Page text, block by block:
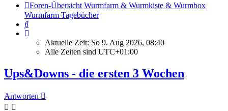
Foren-Übersicht Wurmfarm & Wurmkiste & Wurmbox
Wurmfarm Tagebücher
Suche
Aktuelle Zeit: So 9. Aug 2026, 08:40
Alle Zeiten sind UTC+01:00
Ups&Downs - die ersten 3 Wochen
Antworten